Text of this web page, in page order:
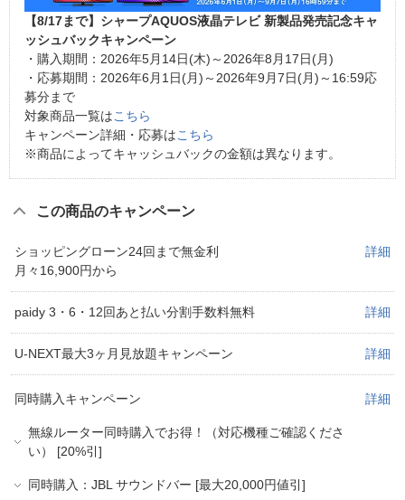
【8/17まで】シャープAQUOS液晶テレビ 新製品発売記念キャ
ッシュバックキャンペーン
・購入期間：2026年5月14日(木)～2026年8月17日(月)
・応募期間：2026年6月1日(月)～2026年9月7日(月)～16:59応
募分まで
対象商品一覧はこちら
キャンペーン詳細・応募はこちら
※商品によってキャッシュバックの金額は異なります。
この商品のキャンペーン
ショッピングローン24回まで無金利
月々16,900円から
詳細
paidy 3・6・12回あと払い分割手数料無料 詳細
U-NEXT最大3ヶ月見放題キャンペーン 詳細
同時購入キャンペーン 詳細
無線ルーター同時購入でお得！（対応機種ご確認くださ
い） [20%引]
同時購入：JBL サウンドバー [最大20,000円値引]